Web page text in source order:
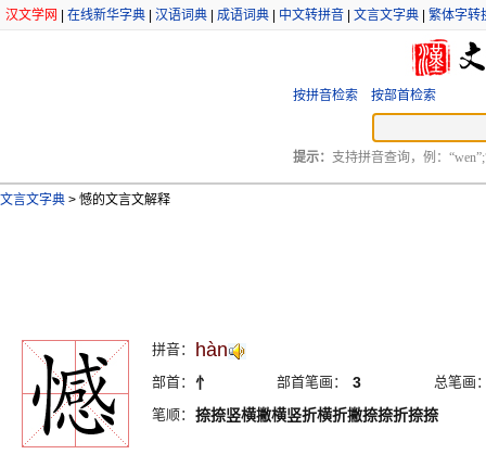
汉文学网 在线新华字典 汉语词典 成语词典 中文转拼音 文言文字典 繁体字转
按拼音检索 按部首检索
提示： 支持拼音查询，例：
文言文字典 > 憾的文言文解释
拼音： hàn
部首： 忄 部首笔画： 3
总笔画
笔顺： 捺捺竖横撇横竖折横折撇捺捺折捺捺